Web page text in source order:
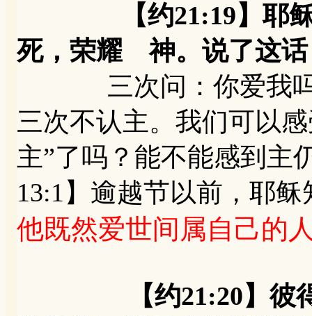
【约21:19】耶稣说
死，荣耀 神。说了这话
三次问：你爱我吗
三次不认主。我们可以
主”了吗？能不能感到主
13:1】逾越节以前，耶
他既然爱世间属自己的
【约21:20】